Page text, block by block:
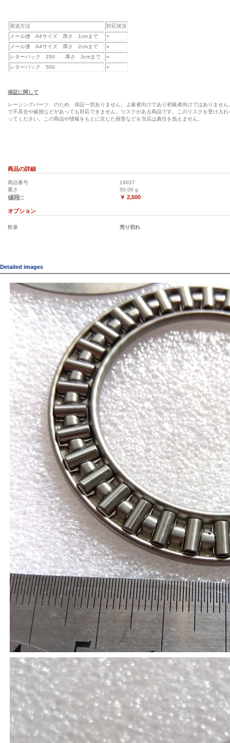
発送方法
対応状況
メール便 A4サイズ 厚さ 1cmまで
×
メール便 A4サイズ 厚さ 2cmまで
○
レターパック 350 厚さ 3cmまで
○
レターパック 500
○
保証に関して
レーシングパーツ のため 保証一切ありません。上級者向けであり初級者向けではありませ
で不具合や破損などがあっても対応できません。リスクがある商品です。このリスクを受け入
ってください。この商品や情報をもとに生じた損害などを当店は責任を負えません。
商品の詳細
商品番号
19037
重さ
50.00 g
値段:: ￥ 2,500
オプション
数量 売り切れ
Detailed images